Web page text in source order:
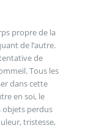
propre de la
de l’autre.
de
Tous les
dans cette
en soi, le
objets perdus
tristesse,